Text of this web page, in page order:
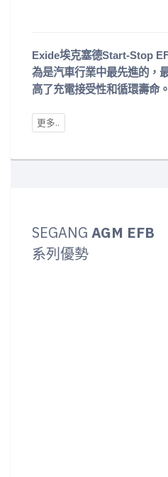
Exide埃克塞德Start-Stop
為是汽車行業中最先進的，
高了充電接受性和循環壽命。
SEGANG AGM EFB
系列優勢